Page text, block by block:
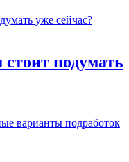
подумать